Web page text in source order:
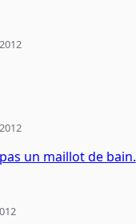
un maillot de bain.